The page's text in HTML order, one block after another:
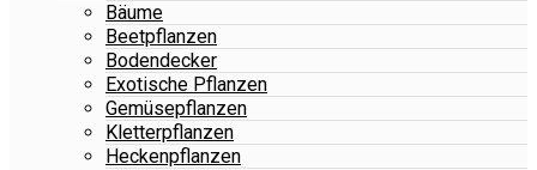
Bäume
Beetpflanzen
Bodendecker
Exotische Pflanzen
Gemüsepflanzen
Kletterpflanzen
Heckenpflanzen